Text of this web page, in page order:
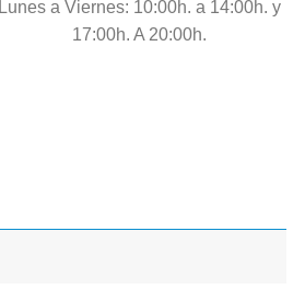
Lunes a Viernes: 10:00h. a 14:00h. y
17:00h. A 20:00h.